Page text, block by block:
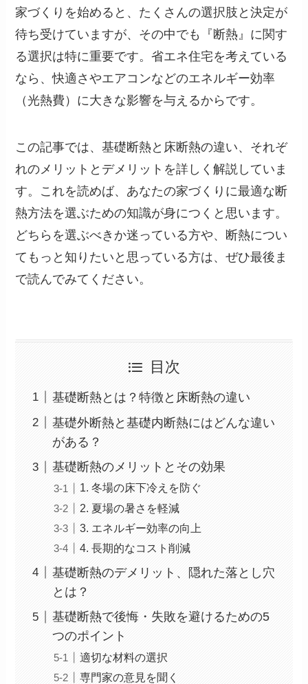
家づくりを始めると、たくさんの選択肢と決定が
待ち受けていますが、その中でも『断熱』に関す
る選択は特に重要です。省エネ住宅を考えている
なら、快適さやエアコンなどのエネルギー効率
（光熱費）に大きな影響を与えるからです。
この記事では、基礎断熱と床断熱の違い、それぞ
れのメリットとデメリットを詳しく解説していま
す。これを読めば、あなたの家づくりに最適な断
熱方法を選ぶための知識が身につくと思います。
どちらを選ぶべきか迷っている方や、断熱につい
てもっと知りたいと思っている方は、ぜひ最後ま
で読んでみてください。
目次
基礎断熱とは？特徴と床断熱の違い
基礎外断熱と基礎内断熱にはどんな違い
がある？
基礎断熱のメリットとその効果
1. 冬場の床下冷えを防ぐ
2. 夏場の暑さを軽減
3. エネルギー効率の向上
4. 長期的なコスト削減
基礎断熱のデメリット、隠れた落とし穴
とは？
基礎断熱で後悔・失敗を避けるための5
つのポイント
適切な材料の選択
専門家の意見を聞く